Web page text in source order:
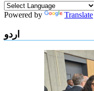
Powered by Translate
اردو